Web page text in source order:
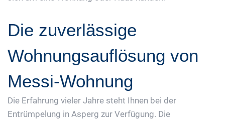
Die zuverlässige
Wohnungsauflösung von
Messi-Wohnung
Die Erfahrung vieler Jahre steht Ihnen bei der
Entrümpelung in Asperg zur Verfügung. Die